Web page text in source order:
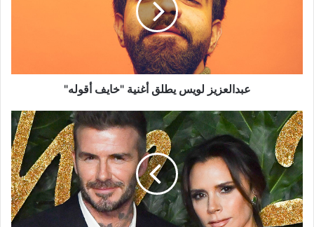
عبدالعزيز لويس يطلق أغنية "خايف أقوله"
صورة
قديمة
تظهر
التغير
الكبير
في
شكل
دايفيد